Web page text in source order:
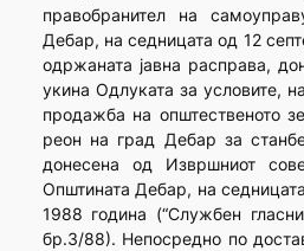
правобранител на
Дебар, на седницата од 12
одржаната јавна расправа,
укина Одлуката за условите,
продажба на општественото
реон на град Дебар за
донесена од Извршниот
Општината Дебар, на
1988 година (“Службен
бр.3/88). Непосредно по